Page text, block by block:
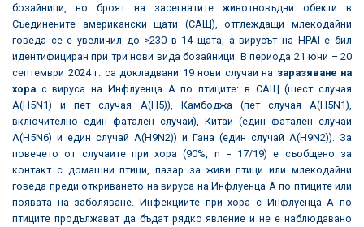
бозайници, но броят на засегнатите животновъдни обекти в
Съединените американски щати (САЩ), отглеждащи млекодайни
говеда се е увеличил до >230 в 14 щата, а вирусът на HPAI е бил
идентифициран при три нови вида бозайници. В периода 21 юни – 20
септември 2024 г. са докладвани 19 нови случаи на заразяване на
хора с вируса на Инфлуенца А по птиците: в САЩ (шест случая
A(H5N1) и пет случая A(H5)), Камбоджа (пет случая A(H5N1),
включително един фатален случай), Китай (един фатален случай
A(H5N6) и един случай A(H9N2)) и Гана (един случай A(H9N2)). За
повечето от случаите при хора (90%, n = 17/19) е съобщено за
контакт с домашни птици, пазар за живи птици или млекодайни
говеда преди откриването на вируса на Инфлуенца А по птиците или
появата на заболяване. Инфекциите при хора с Инфлуенца А по
птиците продължават да бъдат рядко явление и не е наблюдавано